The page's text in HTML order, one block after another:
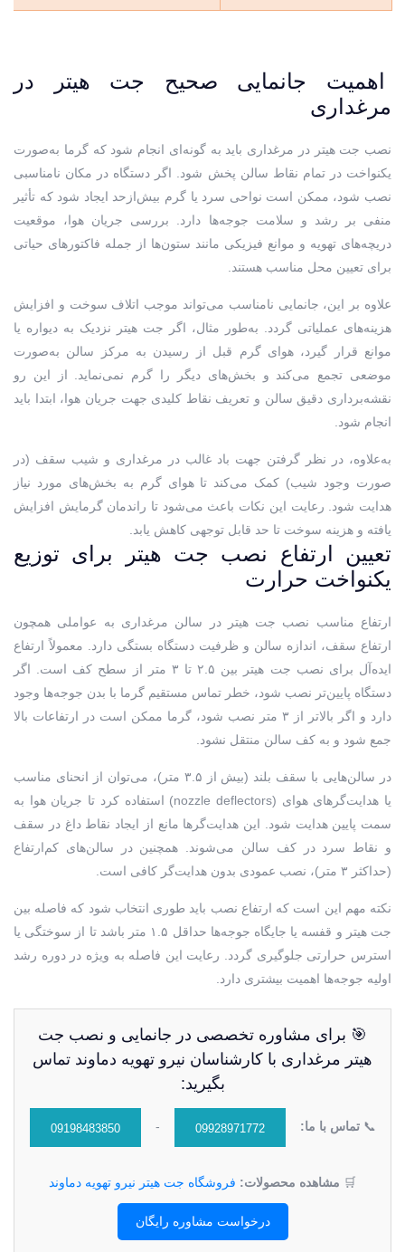
اهمیت جانمایی صحیح جت هیتر در
مرغداری
نصب جت هیتر در مرغداری باید به گونه‌ای انجام شود که گرما به‌صورت
یکنواخت در تمام نقاط سالن پخش شود. اگر دستگاه در مکان نامناسبی
نصب شود، ممکن است نواحی سرد یا گرم بیش‌ازحد ایجاد شود که تأثیر
منفی بر رشد و سلامت جوجه‌ها دارد. بررسی جریان هوا، موقعیت
دریچه‌های تهویه و موانع فیزیکی مانند ستون‌ها از جمله فاکتورهای حیاتی
برای تعیین محل مناسب هستند.
علاوه بر این، جانمایی نامناسب می‌تواند موجب اتلاف سوخت و افزایش
هزینه‌های عملیاتی گردد. به‌طور مثال، اگر جت هیتر نزدیک به دیواره یا
موانع قرار گیرد، هوای گرم قبل از رسیدن به مرکز سالن به‌صورت
موضعی تجمع می‌کند و بخش‌های دیگر را گرم نمی‌نماید. از این رو
نقشه‌برداری دقیق سالن و تعریف نقاط کلیدی جهت جریان هوا، ابتدا باید
انجام شود.
به‌علاوه، در نظر گرفتن جهت باد غالب در مرغداری و شیب سقف (در
صورت وجود شیب) کمک می‌کند تا هوای گرم به بخش‌های مورد نیاز
هدایت شود. رعایت این نکات باعث می‌شود تا راندمان گرمایش افزایش
یافته و هزینه سوخت تا حد قابل توجهی کاهش یابد.
تعیین ارتفاع نصب جت هیتر برای توزیع
یکنواخت حرارت
ارتفاع مناسب نصب جت هیتر در سالن مرغداری به عواملی همچون
ارتفاع سقف، اندازه سالن و ظرفیت دستگاه بستگی دارد. معمولاً ارتفاع
ایده‌آل برای نصب جت هیتر بین ۲.۵ تا ۳ متر از سطح کف است. اگر
دستگاه پایین‌تر نصب شود، خطر تماس مستقیم گرما با بدن جوجه‌ها وجود
دارد و اگر بالاتر از ۳ متر نصب شود، گرما ممکن است در ارتفاعات بالا
جمع شود و به کف سالن منتقل نشود.
در سالن‌هایی با سقف بلند (بیش از ۳.۵ متر)، می‌توان از انحنای مناسب
یا هدایت‌گرهای هوای (nozzle deflectors) استفاده کرد تا جریان هوا به
سمت پایین هدایت شود. این هدایت‌گرها مانع از ایجاد نقاط داغ در سقف
و نقاط سرد در کف سالن می‌شوند. همچنین در سالن‌های کم‌ارتفاع
(حداکثر ۳ متر)، نصب عمودی بدون هدایت‌گر کافی است.
نکته مهم این است که ارتفاع نصب باید طوری انتخاب شود که فاصله بین
جت هیتر و قفسه یا جایگاه جوجه‌ها حداقل ۱.۵ متر باشد تا از سوختگی یا
استرس حرارتی جلوگیری گردد. رعایت این فاصله به ویژه در دوره رشد
اولیه جوجه‌ها اهمیت بیشتری دارد.
🎯 برای مشاوره تخصصی در جانمایی و نصب جت
هیتر مرغداری با کارشناسان نیرو تهویه دماوند تماس
بگیرید:
📞تماس با ما: 09928971772
-
09198483850
🛒 مشاهده محصولات: فروشگاه جت هیتر نیرو تهویه دماوند
درخواست مشاوره رایگان